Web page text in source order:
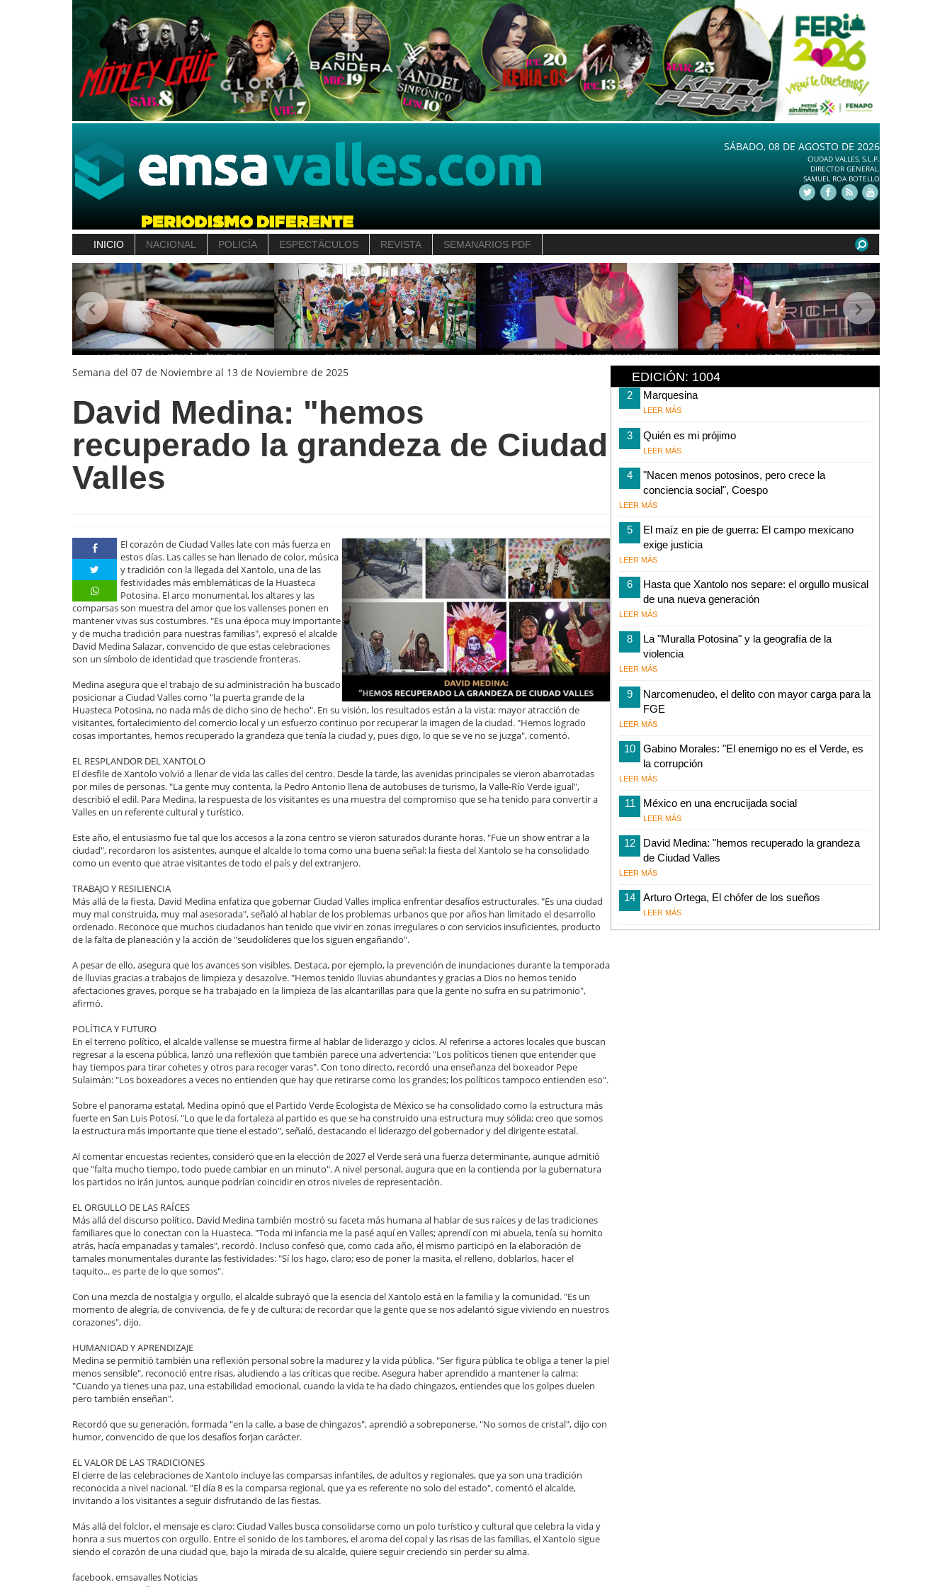
SÁBADO, 08 DE AGOSTO DE 2026
CIUDAD VALLES, S.L.P.
DIRECTOR GENERAL.
SAMUEL ROA BOTELLO
INICIO NACIONAL POLICÍA ESPECTÁCULOS REVISTA SEMANARIOS PDF
Semana del 07 de Noviembre al 13 de Noviembre de 2025
David Medina: "hemos
recuperado la grandeza de Ciudad
Valles
El corazón de Ciudad Valles late con más fuerza en
estos días. Las calles se han llenado de color, música
y tradición con la llegada del Xantolo, una de las
festividades más emblemáticas de la Huasteca
Potosina. El arco monumental, los altares y las
comparsas son muestra del amor que los vallenses ponen en
mantener vivas sus costumbres. "Es una época muy importante
y de mucha tradición para nuestras familias", expresó el alcalde
David Medina Salazar, convencido de que estas celebraciones
son un símbolo de identidad que trasciende fronteras.
Medina asegura que el trabajo de su administración ha buscado
posicionar a Ciudad Valles como "la puerta grande de la
Huasteca Potosina, no nada más de dicho sino de hecho". En su visión, los resultados están a la vista: mayor atracción de
visitantes, fortalecimiento del comercio local y un esfuerzo continuo por recuperar la imagen de la ciudad. "Hemos logrado
cosas importantes, hemos recuperado la grandeza que tenía la ciudad y, pues digo, lo que se ve no se juzga", comentó.
EL RESPLANDOR DEL XANTOLO
El desfile de Xantolo volvió a llenar de vida las calles del centro. Desde la tarde, las avenidas principales se vieron abarrotadas
por miles de personas. "La gente muy contenta, la Pedro Antonio llena de autobuses de turismo, la Valle-Río Verde igual",
describió el edil. Para Medina, la respuesta de los visitantes es una muestra del compromiso que se ha tenido para convertir a
Valles en un referente cultural y turístico.
Este año, el entusiasmo fue tal que los accesos a la zona centro se vieron saturados durante horas. "Fue un show entrar a la
ciudad", recordaron los asistentes, aunque el alcalde lo toma como una buena señal: la fiesta del Xantolo se ha consolidado
como un evento que atrae visitantes de todo el país y del extranjero.
TRABAJO Y RESILIENCIA
Más allá de la fiesta, David Medina enfatiza que gobernar Ciudad Valles implica enfrentar desafíos estructurales. "Es una ciudad
muy mal construida, muy mal asesorada", señaló al hablar de los problemas urbanos que por años han limitado el desarrollo
ordenado. Reconoce que muchos ciudadanos han tenido que vivir en zonas irregulares o con servicios insuficientes, producto
de la falta de planeación y la acción de "seudolíderes que los siguen engañando".
A pesar de ello, asegura que los avances son visibles. Destaca, por ejemplo, la prevención de inundaciones durante la temporada
de lluvias gracias a trabajos de limpieza y desazolve. "Hemos tenido lluvias abundantes y gracias a Dios no hemos tenido
afectaciones graves, porque se ha trabajado en la limpieza de las alcantarillas para que la gente no sufra en su patrimonio",
afirmó.
POLÍTICA Y FUTURO
En el terreno político, el alcalde vallense se muestra firme al hablar de liderazgo y ciclos. Al referirse a actores locales que buscan
regresar a la escena pública, lanzó una reflexión que también parece una advertencia: "Los políticos tienen que entender que
hay tiempos para tirar cohetes y otros para recoger varas". Con tono directo, recordó una enseñanza del boxeador Pepe
Sulaimán: "Los boxeadores a veces no entienden que hay que retirarse como los grandes; los políticos tampoco entienden eso".
Sobre el panorama estatal, Medina opinó que el Partido Verde Ecologista de México se ha consolidado como la estructura más
fuerte en San Luis Potosí. "Lo que le da fortaleza al partido es que se ha construido una estructura muy sólida; creo que somos
la estructura más importante que tiene el estado", señaló, destacando el liderazgo del gobernador y del dirigente estatal.
Al comentar encuestas recientes, consideró que en la elección de 2027 el Verde será una fuerza determinante, aunque admitió
que "falta mucho tiempo, todo puede cambiar en un minuto". A nivel personal, augura que en la contienda por la gubernatura
los partidos no irán juntos, aunque podrían coincidir en otros niveles de representación.
EL ORGULLO DE LAS RAÍCES
Más allá del discurso político, David Medina también mostró su faceta más humana al hablar de sus raíces y de las tradiciones
familiares que lo conectan con la Huasteca. "Toda mi infancia me la pasé aquí en Valles; aprendí con mi abuela, tenía su hornito
atrás, hacía empanadas y tamales", recordó. Incluso confesó que, como cada año, él mismo participó en la elaboración de
tamales monumentales durante las festividades: "Sí los hago, claro; eso de poner la masita, el relleno, doblarlos, hacer el
taquito... es parte de lo que somos".
Con una mezcla de nostalgia y orgullo, el alcalde subrayó que la esencia del Xantolo está en la familia y la comunidad. "Es un
momento de alegría, de convivencia, de fe y de cultura; de recordar que la gente que se nos adelantó sigue viviendo en nuestros
corazones", dijo.
HUMANIDAD Y APRENDIZAJE
Medina se permitió también una reflexión personal sobre la madurez y la vida pública. "Ser figura pública te obliga a tener la piel
menos sensible", reconoció entre risas, aludiendo a las críticas que recibe. Asegura haber aprendido a mantener la calma:
"Cuando ya tienes una paz, una estabilidad emocional, cuando la vida te ha dado chingazos, entiendes que los golpes duelen
pero también enseñan".
Recordó que su generación, formada "en la calle, a base de chingazos", aprendió a sobreponerse. "No somos de cristal", dijo con
humor, convencido de que los desafíos forjan carácter.
EL VALOR DE LAS TRADICIONES
El cierre de las celebraciones de Xantolo incluye las comparsas infantiles, de adultos y regionales, que ya son una tradición
reconocida a nivel nacional. "El día 8 es la comparsa regional, que ya es referente no solo del estado", comentó el alcalde,
invitando a los visitantes a seguir disfrutando de las fiestas.
Más allá del folclor, el mensaje es claro: Ciudad Valles busca consolidarse como un polo turístico y cultural que celebra la vida y
honra a sus muertos con orgullo. Entre el sonido de los tambores, el aroma del copal y las risas de las familias, el Xantolo sigue
siendo el corazón de una ciudad que, bajo la mirada de su alcalde, quiere seguir creciendo sin perder su alma.
facebook. emsavalles Noticias
EDICIÓN: 1004
2 Marquesina
LEER MÁS
3 Quién es mi prójimo
LEER MÁS
4
"Nacen menos potosinos, pero crece la
conciencia social", Coespo
LEER MÁS
5
El maíz en pie de guerra: El campo mexicano
exige justicia
LEER MÁS
6
Hasta que Xantolo nos separe: el orgullo musical
de una nueva generación
LEER MÁS
8
La "Muralla Potosina" y la geografía de la
violencia
LEER MÁS
9
Narcomenudeo, el delito con mayor carga para la
FGE
LEER MÁS
10
Gabino Morales: "El enemigo no es el Verde, es
la corrupción
LEER MÁS
11 México en una encrucijada social
LEER MÁS
12
David Medina: "hemos recuperado la grandeza
de Ciudad Valles
LEER MÁS
14 Arturo Ortega, El chófer de los sueños
LEER MÁS